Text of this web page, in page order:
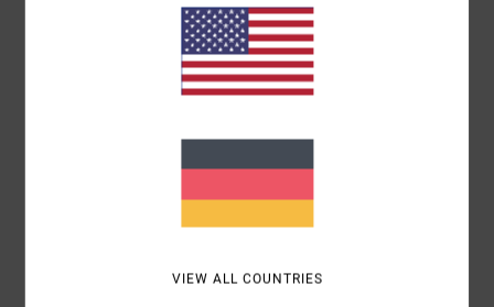
22. JUNI 2026
PREIS-LEISTUNGS-VERHÄLTNIS
VIEW ALL COUNTRIES